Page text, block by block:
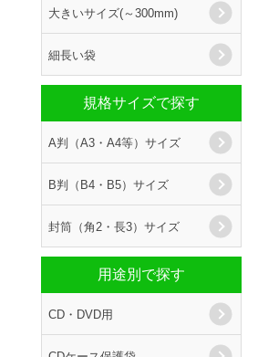
大きいサイズ(～300mm)
細長い袋
規格サイズで探す
A判（A3・A4等）サイズ
B判（B4・B5）サイズ
封筒（角2・長3）サイズ
用途別で探す
CD・DVD用